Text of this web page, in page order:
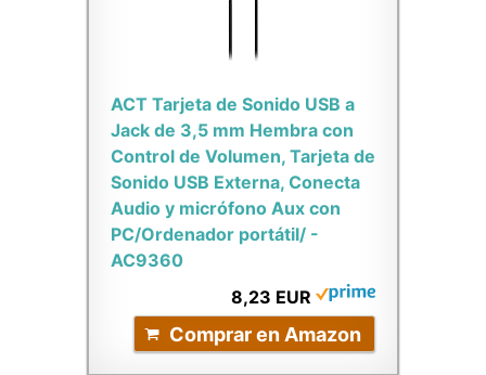
ACT Tarjeta de Sonido USB a
Jack de 3,5 mm Hembra con
Control de Volumen, Tarjeta de
Sonido USB Externa, Conecta
Audio y micrófono Aux con
PC/Ordenador portátil/ -
AC9360
8,23 EUR
Comprar en Amazon